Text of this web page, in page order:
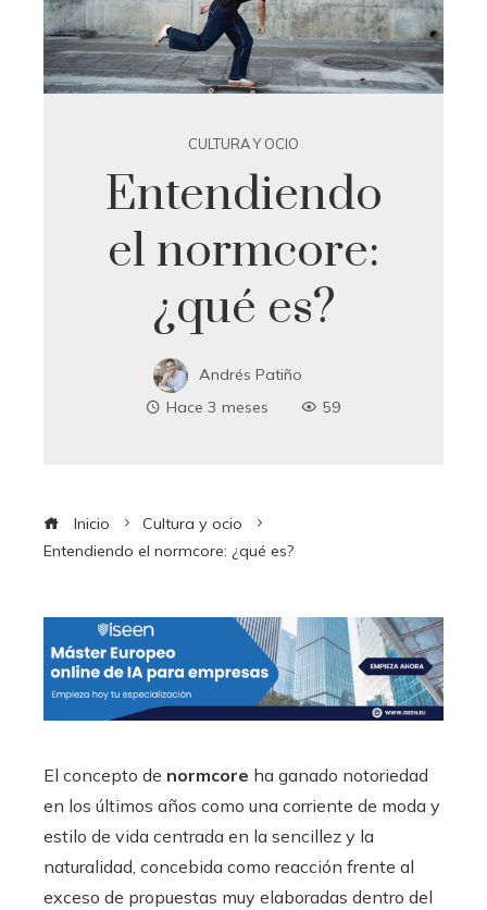
CULTURA Y OCIO
Entendiendo
el normcore:
¿qué es?
Andrés Patiño
Hace 3 meses
59
Inicio
Cultura y ocio
Entendiendo el normcore: ¿qué es?
El concepto de normcore ha ganado notoriedad
en los últimos años como una corriente de moda y
estilo de vida centrada en la sencillez y la
naturalidad, concebida como reacción frente al
exceso de propuestas muy elaboradas dentro del